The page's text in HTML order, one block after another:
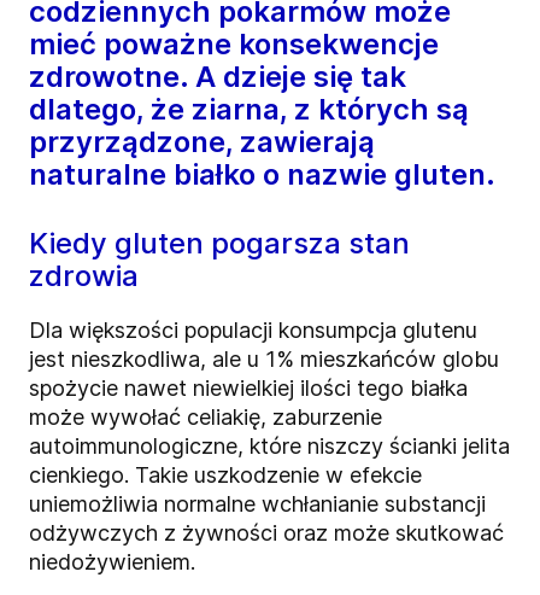
codziennych pokarmów może
mieć poważne konsekwencje
zdrowotne. A dzieje się tak
dlatego, że ziarna, z których są
przyrządzone, zawierają
naturalne białko o nazwie gluten.
Kiedy gluten pogarsza stan
zdrowia
Dla większości populacji konsumpcja glutenu
jest nieszkodliwa, ale u 1% mieszkańców globu
spożycie nawet niewielkiej ilości tego białka
może wywołać celiakię, zaburzenie
autoimmunologiczne, które niszczy ścianki jelita
cienkiego. Takie uszkodzenie w efekcie
uniemożliwia normalne wchłanianie substancji
odżywczych z żywności oraz może skutkować
niedożywieniem.